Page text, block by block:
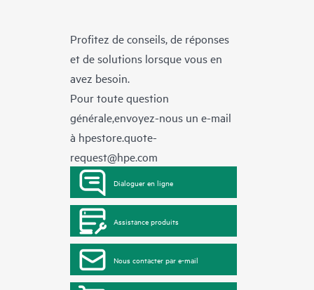
Profitez de conseils, de réponses
et de solutions lorsque vous en
avez besoin.
Pour toute question
générale,envoyez-nous un e-mail
à hpestore.quote-
request@hpe.com
Dialoguer en ligne
Assistance produits
Nous contacter par e-mail